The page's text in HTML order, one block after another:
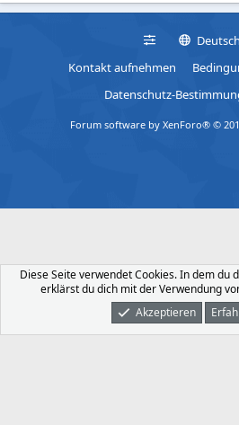
Kontakt aufnehmen
Datenschutz-
Forum software by XenForo® ©
Was Ist Neu Dunkler Modus
Diese Seite verwendet Cookies. In dem du
erklärst du dich mit der Verwendung
Akzeptieren